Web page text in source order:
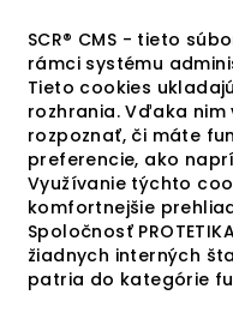
SCR® CMS - tieto
rámci systému
Tieto cookies
rozhrania. Vďaka
rozpoznať, či máte
preferencie, ako
Využívanie týchto
komfortnejšie
Spoločnosť
žiadnych interných
patria do kategórie